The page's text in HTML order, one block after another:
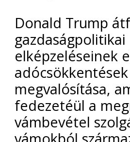
Donald Trump
gazdaságpolitikai
elképzeléseinek
adócsökkentések
megvalósítása,
fedezetéül a
vámbevétel